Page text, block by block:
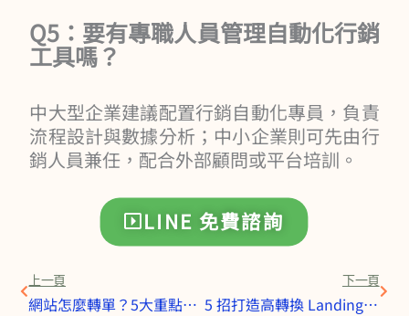
Q5：要有專職人員管理自動化行銷
工具嗎？
中大型企業建議配置行銷自動化專員，負責
流程設計與數據分析；中小企業則可先由行
銷人員兼任，配合外部顧問或平台培訓。
LINE 免費諮詢
上一頁
上一頁
網站怎麼轉單？5大重點教你打造會賺錢的企業網站
下一頁
5 招打造高轉換 Landing Page
下一